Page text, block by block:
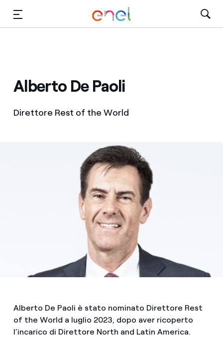
Alberto De Paoli
Direttore Rest of the World
Alberto De Paoli è stato nominato Direttore Rest
of the World a luglio 2023, dopo aver ricoperto
l’incarico di Direttore North and Latin America.